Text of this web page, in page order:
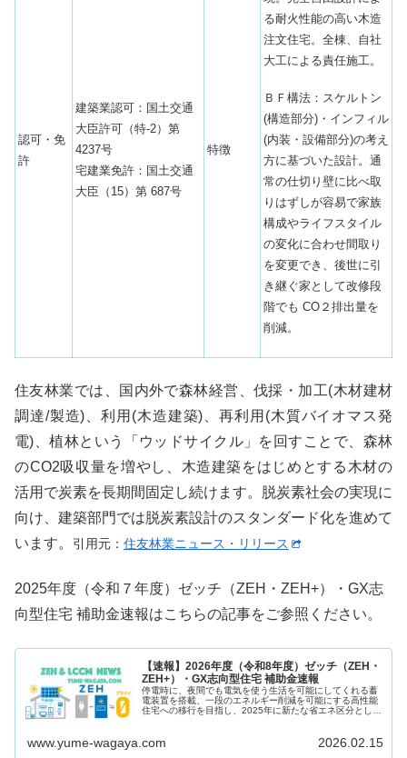
認可・免
許
建築業認可：国土交通
大臣許可（特-2）第
4237号
宅建業免許：国土交通
大臣（15）第 687号
特徴
る耐火性能の高い木造
注文住宅。全棟、自社
大工による責任施工。
ＢＦ構法：スケルトン
(構造部分)・インフィル
(内装・設備部分)の考え
方に基づいた設計。通
常の仕切り壁に⽐べ取
りはずしが容易で家族
構成やライフスタイル
の変化に合わせ間取り
を変更でき、後世に引
き継ぐ家として改修段
階でも CO２排出量を
削減。
住友林業では、国内外で森林経営、伐採・加工(木材建材
調達/製造)、利用(木造建築)、再利用(木質バイオマス発
電)、植林という「ウッドサイクル」を回すことで、森林
のCO2吸収量を増やし、木造建築をはじめとする木材の
活用で炭素を長期間固定し続けます。脱炭素社会の実現に
向け、建築部門では脱炭素設計のスタンダード化を進めて
います。 引用元： 住友林業ニュース・リリース
2025年度（令和７年度）ゼッチ（ZEH・ZEH+）・GX志
向型住宅 補助金速報はこちらの記事をご参照ください。
【速報】2026年度（令和8年度）ゼッチ（ZEH・
ZEH+）・GX志向型住宅 補助金速報
停電時に、夜間でも電気を使う生活を可能にしてくれる蓄
電装置を搭載、一段のエネルギー削減を可能にする高性能
住宅への移行を目指し、2025年に新たな省エネ区分とし
www.yume-wagaya.com 2026.02.15